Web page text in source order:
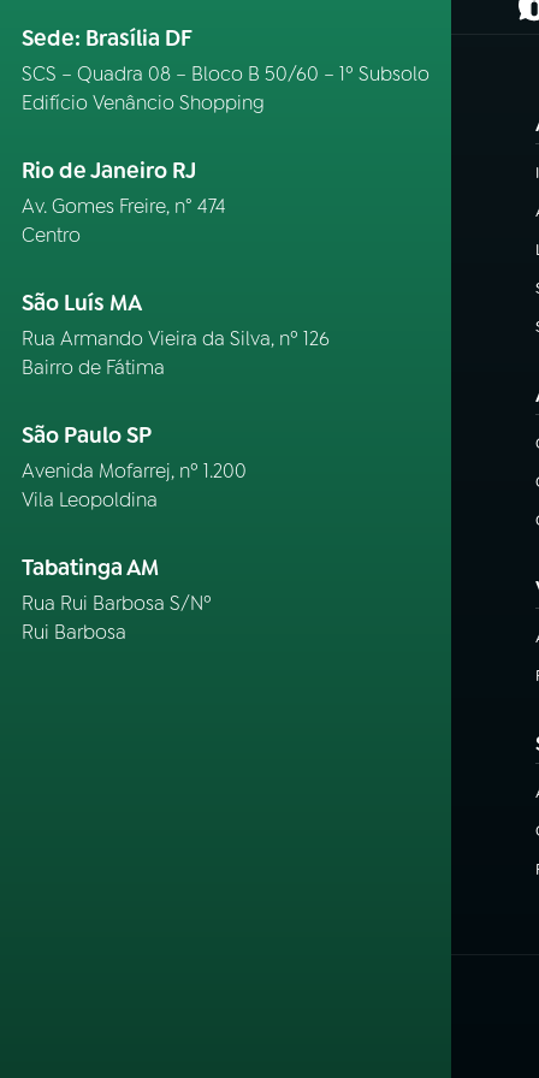
Sede: Brasília DF
SCS – Quadra 08 – Bloco B 50/60 – 1º Subsolo
Edifício Venâncio Shopping
Rio de Janeiro RJ
Av. Gomes Freire, n° 474
Centro
São Luís MA
Rua Armando Vieira da Silva, nº 126
Bairro de Fátima
São Paulo SP
Avenida Mofarrej, nº 1.200
Vila Leopoldina
Tabatinga AM
Rua Rui Barbosa S/Nº
Rui Barbosa